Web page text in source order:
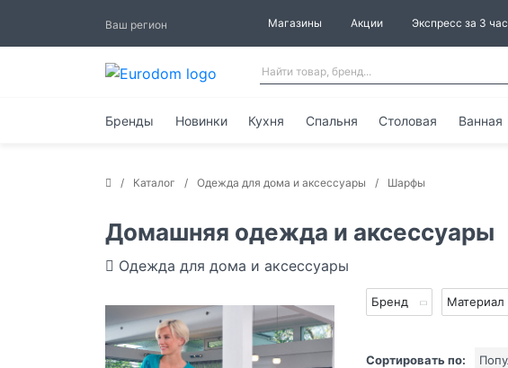
Ваш регион Магазины Акции Экспресс за 3
Бренды Новинки Кухня Спальня Столовая Ванная
Каталог Одежда для дома и аксессуары Шарфы
Домашняя одежда и аксессуары
Одежда для дома и аксессуары
Бренд Материал
Сортировать по: